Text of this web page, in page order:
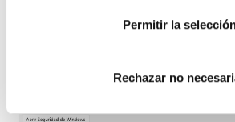
Permitir la
Rechazar no